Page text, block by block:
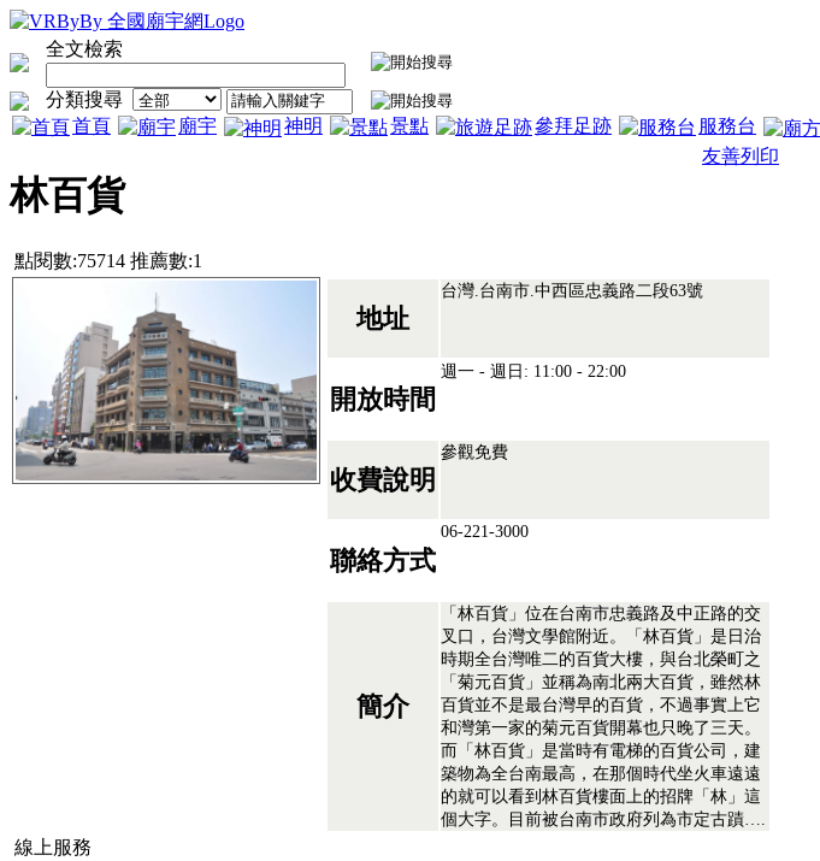
全文檢索
分類搜尋
首頁
廟宇 神明 景點 參拜足跡 服務台
林百貨
點閱數:75714 推薦數:1
友善列印
地址
台灣.台南市.中西區忠義路二段63號
開放時間
週一 - 週日: 11:00 - 22:00
收費說明
參觀免費
聯絡方式
06-221-3000
簡介
「林百貨」位在台南市忠義路及中正路的交
叉口，台灣文學館附近。「林百貨」是日治
時期全台灣唯二的百貨大樓，與台北榮町之
「菊元百貨」並稱為南北兩大百貨，雖然林
百貨並不是最台灣早的百貨，不過事實上它
和灣第一家的菊元百貨開幕也只晚了三天。
而「林百貨」是當時有電梯的百貨公司，建
築物為全台南最高，在那個時代坐火車遠遠
的就可以看到林百貨樓面上的招牌「林」這
個大字。目前被台南市政府列為市定古蹟….
線上服務